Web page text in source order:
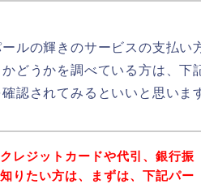
ルの輝きのサービスの支払い
どうかを調べている方は、下
認されてみるといいと思いま
レジットカードや代引、銀行振
りたい方は、まずは、下記パー